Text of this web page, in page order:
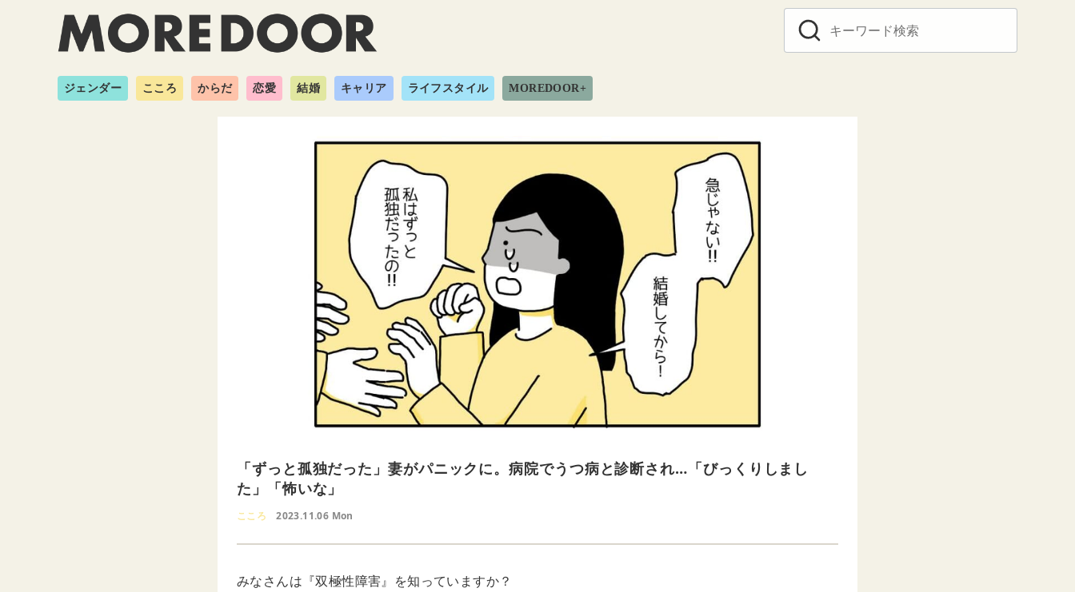
ジェンダー こころ からだ 恋愛 結婚 キャリア ライフスタイル MOREDOOR+
「ずっと孤独だった」妻がパニックに。病院でうつ病と診断され…「びっくりしまし
た」「怖いな」
こころ 2023.11.06 Mon
みなさんは『双極性障害』を知っていますか？